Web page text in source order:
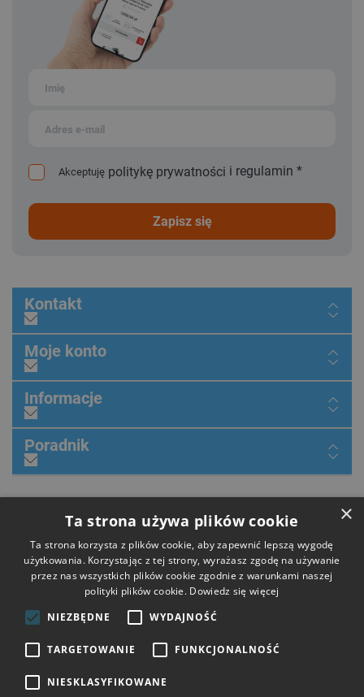
Akceptuję politykę prywatności i regulamin *
zapisz się
Kontakt
Moje konto
Informacje
Poradnik
Płatności
×
Ta strona używa plików cookie
Ta strona korzysta z plików cookie, aby zapewnić lepszą wygodę
użytkowania. Korzystając z tej strony, wyrażasz zgodę na używanie
przez nas wszystkich plików cookie zgodnie z warunkami naszej
polityki plików cookie. Dowiedz się więcej
NIEZBĘDNE
WYDAJNOŚĆ
TARGETOWANIE FUNKCJONALNOŚĆ
NIESKLASYFIKOWANE